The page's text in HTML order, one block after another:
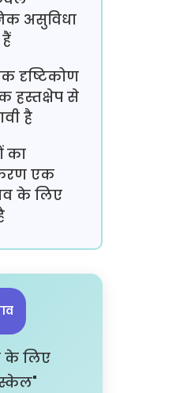
असुविधा
दृष्टिकोण
हस्तक्षेप से
है
का
एक
के लिए
के लिए